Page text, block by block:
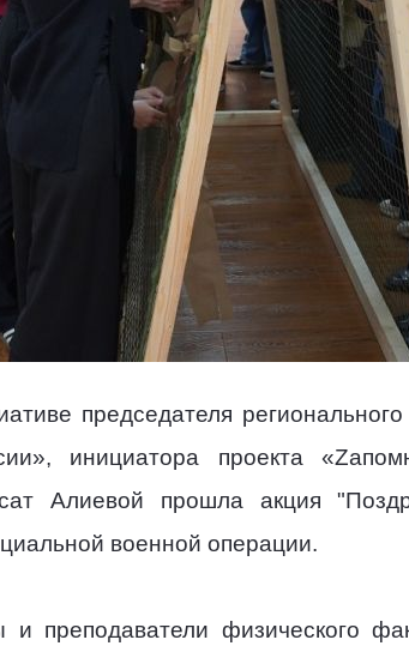
председателя
инициатора проекта
Алиевой прошла акция
военной операции.
преподаватели физического